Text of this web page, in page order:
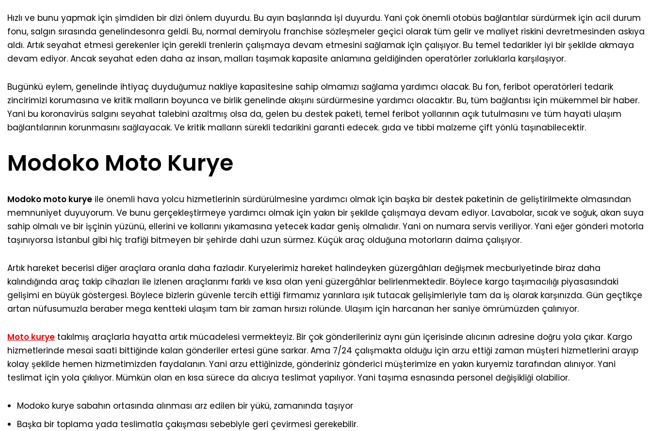
Hızlı ve bunu yapmak için şimdiden bir dizi önlem duyurdu. Bu ayın başlarında işi duyurdu. Yani çok önemli otobüs bağlantılar sürdürmek için acil durum
fonu, salgın sırasında genelindesonra geldi. Bu, normal demiryolu franchise sözleşmeler geçici olarak tüm gelir ve maliyet riskini devretmesinden askıya
aldı. Artık seyahat etmesi gerekenler için gerekli trenlerin çalışmaya devam etmesini sağlamak için çalışıyor. Bu temel tedarikler iyi bir şekilde akmaya
devam ediyor. Ancak seyahat eden daha az insan, malları taşımak kapasite anlamına geldiğinden operatörler zorluklarla karşılaşıyor.
Bugünkü eylem, genelinde ihtiyaç duyduğumuz nakliye kapasitesine sahip olmamızı sağlama yardımcı olacak. Bu fon, feribot operatörleri tedarik
zincirimizi korumasına ve kritik malların boyunca ve birlik genelinde akışını sürdürmesine yardımcı olacaktır. Bu, tüm bağlantısı için mükemmel bir haber.
Yani bu koronavirüs salgını seyahat talebini azaltmış olsa da, gelen bu destek paketi, temel feribot yollarının açık tutulmasını ve tüm hayati ulaşım
bağlantılarının korunmasını sağlayacak. Ve kritik malların sürekli tedarikini garanti edecek. gıda ve tıbbi malzeme çift yönlü taşınabilecektir.
Modoko Moto Kurye
Modoko moto kurye ile önemli hava yolcu hizmetlerinin sürdürülmesine yardımcı olmak için başka bir destek paketinin de geliştirilmekte olmasından
memnuniyet duyuyorum. Ve bunu gerçekleştirmeye yardımcı olmak için yakın bir şekilde çalışmaya devam ediyor. Lavabolar, sıcak ve soğuk, akan suya
sahip olmalı ve bir işçinin yüzünü, ellerini ve kollarını yıkamasına yetecek kadar geniş olmalıdır. Yani on numara servis veriliyor. Yani eğer gönderi motorla
taşınıyorsa İstanbul gibi hiç trafiği bitmeyen bir şehirde dahi uzun sürmez. Küçük araç olduğuna motorların daima çalışıyor.
Artık hareket becerisi diğer araçlara oranla daha fazladır. Kuryelerimiz hareket halindeyken güzergâhları değişmek mecburiyetinde biraz daha
kalındığında araç takip cihazları ile izlenen araçlarımı farklı ve kısa olan yeni güzergâhlar belirlenmektedir. Böylece kargo taşımacılığı piyasasındaki
gelişimi en büyük göstergesi. Böylece bizlerin güvenle tercih ettiği firmamız yarınlara ışık tutacak gelişimleriyle tam da iş olarak karşınızda. Gün geçtikçe
artan nüfusumuzla beraber mega kentteki ulaşım tam bir zaman hırsızı rolünde. Ulaşım için harcanan her saniye ömrümüzden çalınıyor.
Moto kurye takılmış araçlarla hayatta artık mücadelesi vermekteyiz. Bir çok gönderileriniz aynı gün içerisinde alıcının adresine doğru yola çıkar. Kargo
hizmetlerinde mesai saati bittiğinde kalan gönderiler ertesi güne sarkar. Ama 7/24 çalışmakta olduğu için arzu ettiği zaman müşteri hizmetlerini arayıp
kolay şekilde hemen hizmetimizden faydalanın. Yani arzu ettiğinizde, gönderiniz gönderici müşterimize en yakın kuryemiz tarafından alınıyor. Yani
teslimat için yola çıkılıyor. Mümkün olan en kısa sürece da alıcıya teslimat yapılıyor. Yani taşıma esnasında personel değişikliği olabilior.
Modoko kurye sabahın ortasında alınması arz edilen bir yükü, zamanında taşıyor
Başka bir toplama yada teslimatla çakışması sebebiyle geri çevirmesi gerekebilir.